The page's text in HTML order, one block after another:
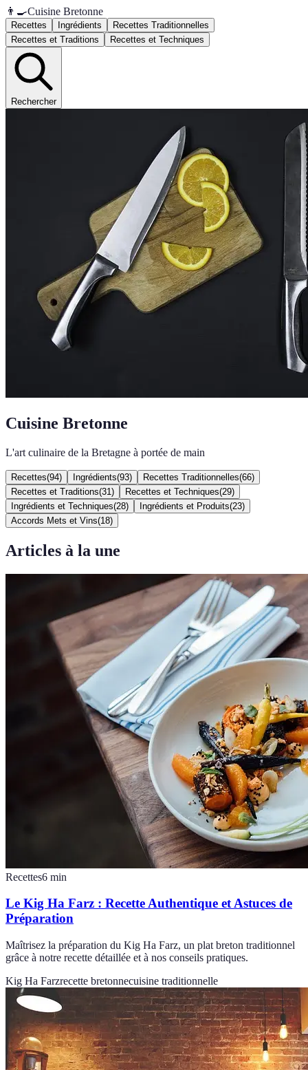
👨‍🍳Cuisine Bretonne
Recettes Ingrédients
Recettes Traditionnelles
Recettes et Traditions
Recettes et Techniques
Rechercher
Cuisine Bretonne
L'art culinaire de la Bretagne à portée de main
Recettes(94) Ingrédients(93) Recettes Traditionnelles(66)
Recettes et Traditions(31 ) Recettes et Techniques(29)
Ingrédients et Techniques(28) Ingrédients et Produits(23)
Accords Mets et Vins(18)
Articles à la une
Recettes6 min
Le Kig Ha Farz : Recette Authentique et Astuces de
Préparation
Maîtrisez la préparation du Kig Ha Farz, un plat breton traditionnel
grâce à notre recette détaillée et à nos conseils pratiques.
Kig Ha Farzrecette bretonnecuisine traditionnelle